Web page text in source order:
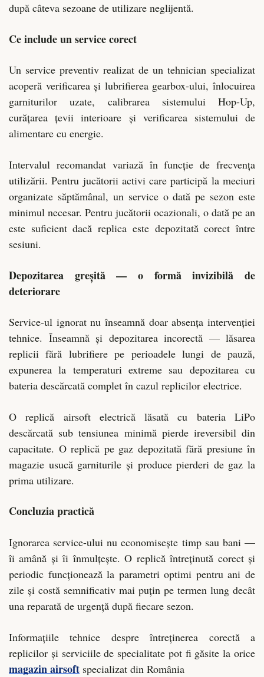
după câteva sezoane de utilizare neglijentă.
Ce include un service corect
Un service preventiv realizat de un tehnician specializat
acoperă verificarea și lubrifierea gearbox-ului, înlocuirea
garniturilor uzate, calibrarea sistemului Hop-Up,
curățarea țevii interioare și verificarea sistemului de
alimentare cu energie.
Intervalul recomandat variază în funcție de frecvența
utilizării. Pentru jucătorii activi care participă la meciuri
organizate săptămânal, un service o dată pe sezon este
minimul necesar. Pentru jucătorii ocazionali, o dată pe an
este suficient dacă replica este depozitată corect între
sesiuni.
Depozitarea greșită — o formă invizibilă de
deteriorare
Service-ul ignorat nu înseamnă doar absența intervenției
tehnice. Înseamnă și depozitarea incorectă — lăsarea
replicii fără lubrifiere pe perioadele lungi de pauză,
expunerea la temperaturi extreme sau depozitarea cu
bateria descărcată complet în cazul replicilor electrice.
O replică airsoft electrică lăsată cu bateria LiPo
descărcată sub tensiunea minimă pierde ireversibil din
capacitate. O replică pe gaz depozitată fără presiune în
magazie usucă garniturile și produce pierderi de gaz la
prima utilizare.
Concluzia practică
Ignorarea service-ului nu economisește timp sau bani —
îi amână și îi înmulțește. O replică întreținută corect și
periodic funcționează la parametri optimi pentru ani de
zile și costă semnificativ mai puțin pe termen lung decât
una reparată de urgență după fiecare sezon.
Informațiile tehnice despre întreținerea corectă a
replicilor și serviciile de specialitate pot fi găsite la orice
magazin airsoft specializat din România